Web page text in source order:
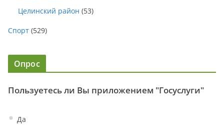
Целинский район (53)
Спорт (529)
Опрос
Пользуетесь ли Вы приложением "Госуслуги"
Да